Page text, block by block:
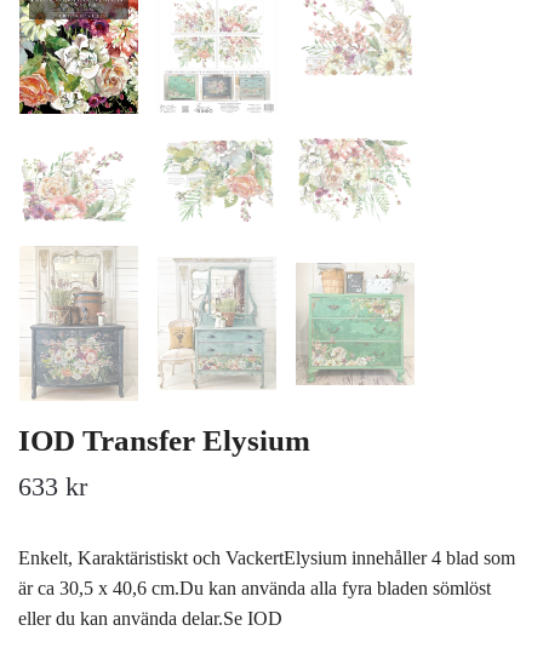
IOD Transfer Elysium
633 kr
Enkelt, Karaktäristiskt och VackertElysium innehåller 4 blad som
är ca 30,5 x 40,6 cm.Du kan använda alla fyra bladen sömlöst
eller du kan använda delar.Se IOD